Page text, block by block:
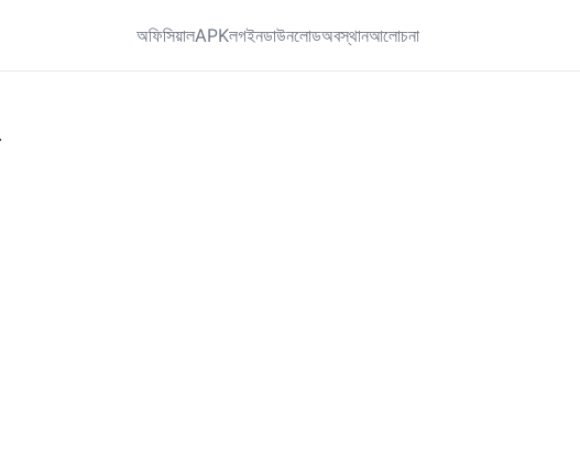
অফিসিয়ালAPKলগইনডাউনলোডঅবস্থানআলোচনা